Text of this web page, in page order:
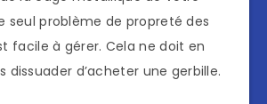
seul problème de propreté des
facile à gérer. Cela ne doit en
dissuader d’acheter une gerbille.